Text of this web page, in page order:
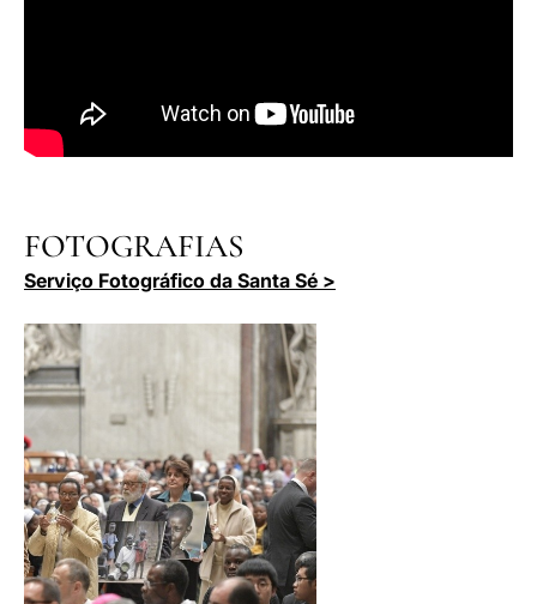
FOTOGRAFIAS
Serviço Fotográfico da Santa Sé >